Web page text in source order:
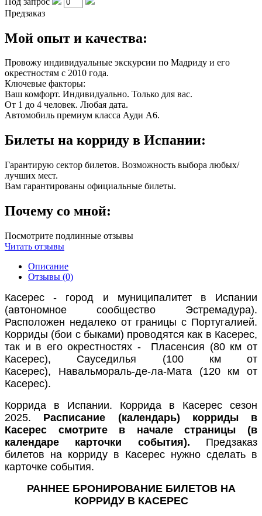
Предзаказ
Мой опыт и качества:
Провожу индивидуальные экскурсии по Мадриду и его
окрестностям с 2010 года.
Ключевые факторы:
Ваш комфорт. Индивидуально. Только для вас.
От 1 до 4 человек. Любая дата.
Автомобиль премиум класса Ауди А6.
Билеты на корриду в Испании:
Гарантирую сектор билетов. Возможность выбора любых/
лучших мест.
Вам гарантированы официальные билеты.
Почему со мной:
Посмотрите подлинные отзывы
Читать отзывы
Описание
Отзывы (0)
Касерес - город и муниципалитет в Испании
(автономное сообщество Эстремадура).
Расположен недалеко от границы с Португалией.
Корриды (бои с быками) проводятся как в Касерес,
так и в его окрестностях - Пласенсия (80 км от
Касерес), Сауседилья (100 км от
Касерес), Навальмораль-де-ла-Мата(120 км от
Касерес).
Коррида в Испании. Коррида в Касерес сезон
2025. Расписание (календарь) корриды в
Касерес смотрите в начале страницы (в
календаре карточки события). Предзаказ
билетов на корриду в Касерес нужно сделать в
карточке события.
РАННЕЕ БРОНИРОВАНИЕ БИЛЕТОВ НА
КОРРИДУ В КАСЕРЕС